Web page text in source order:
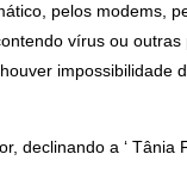
pelos modems,
vírus ou
impossibilidade
declinando a ‘ Tânia